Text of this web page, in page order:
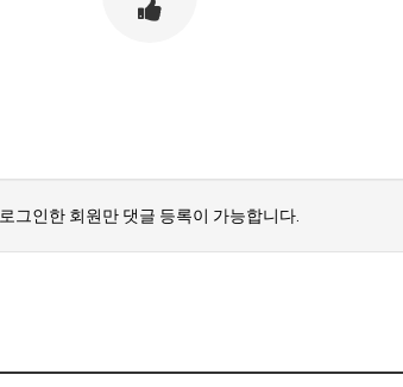
로그인한 회원만 댓글 등록이 가능합니다.